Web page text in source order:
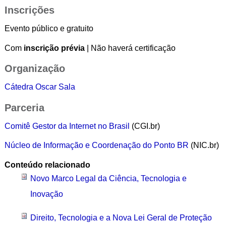
Inscrições
Evento público e gratuito
Com inscrição prévia| Não haverá certificação
Organização
Cátedra Oscar Sala
Parceria
Comitê Gestor da Internet no Brasil (CGI.br)
Núcleo de Informação e Coordenação do Ponto BR (NIC.br)
Conteúdo relacionado
Novo Marco Legal da Ciência, Tecnologia e
Inovação
Direito, Tecnologia e a Nova Lei Geral de Proteção